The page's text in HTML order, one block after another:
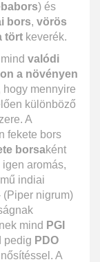
) és
bors, vörös
tört keverék.
mind valódi
a növényen
hogy mennyire
különböző
A
fekete bors
borsaként
aromás,
indiai
(Piper nigrum)
mind PGI
pedig PDO
A